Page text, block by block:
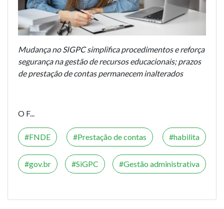
Mudança no SIGPC simplifica procedimentos e reforça
segurança na gestão de recursos educacionais; prazos
de prestação de contas permanecem inalterados
O F...
FNDE Prestação de contas habilita
gov.br SiGPC Gestão administrativa